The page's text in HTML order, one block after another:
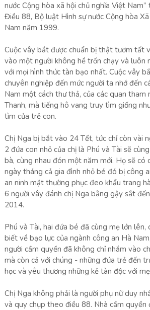
nước Cộng hòa xã hội chủ nghĩa Việt
Điều 88, Bộ luật Hình sự nước Cộng hòa
Nam năm 1999.
Cuộc vây bắt được chuẩn bị thật tươm tất
vào một người không hề trốn chạy và luôn
với mọi hình thức tàn bạo nhất. Cuộc vây
chuyên nghiệp đến mức người ta nhớ đến
Nam một cách thư thả, của các quan tham
Thanh, mà tiếng hô vang truy tìm giống
tìm của trẻ con.
Chị Nga bị bắt vào 24 Tết, tức chỉ còn vài
2 đứa con nhỏ của chị là Phú và Tài sẽ
bà, cùng nhau đón một năm mới. Họ sẽ có
ngày tháng cả gia đình nhỏ bé đó bị công
an ninh mặt thường phục đeo khẩu trang
6 người vây đánh chị Nga bằng gậy sắt
2014.
Phú và Tài, hai đứa bé đã cùng mẹ lớn lên,
biết về bạo lực của ngành công an Hà
người cầm quyền đã không chỉ nhắm vào
mà còn cả với chúng - những đứa trẻ đến
học và yêu thương những kẻ tàn độc với
Chị Nga không phải là người phụ nữ duy
và quy chụp theo điều 88. Nhà cầm quyền